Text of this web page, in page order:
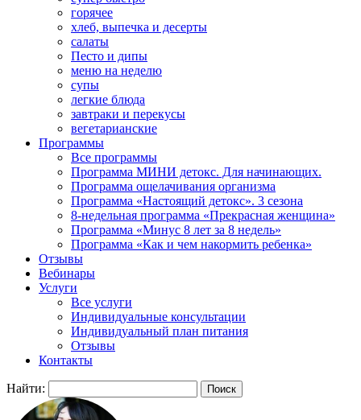
горячее
хлеб, выпечка и десерты
салаты
Песто и дипы
меню на неделю
супы
легкие блюда
завтраки и перекусы
вегетарианские
Программы
Все программы
Программа МИНИ детокс. Для начинающих.
Программа ощелачивания организма
Программа «Настоящий детокс». 3 сезона
8-недельная программа «Прекрасная женщина»
Программа «Минус 8 лет за 8 недель»
Программа «Как и чем накормить ребенка»
Отзывы
Вебинары
Услуги
Все услуги
Индивидуальные консультации
Индивидуальный план питания
Отзывы
Контакты
Найти: